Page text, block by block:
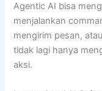
Agentic AI bisa
menjalankan
mengirim pesan,
tidak lagi hanya
aksi.